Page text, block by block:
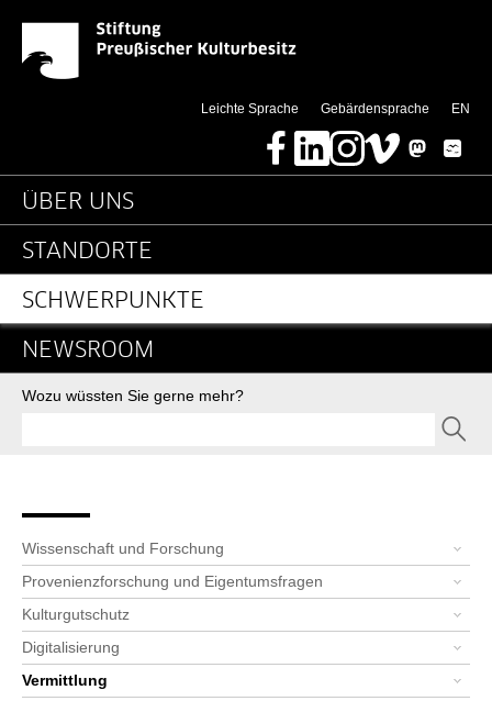
Springe direkt zu:
Alle News:
Leichte Sprache Gebärdensprache EN
FacebookLinkedInInstagram
Vimeo MastodonBluesky
Hauptnavigation
ÜBER UNS
STANDORTE
SCHWERPUNKTE
NEWSROOM
Suche
Wozu wüssten Sie gerne mehr?
Seitenpfad
Bereichsnavigation
Wissenschaft und Forschung
Provenienzforschung und Eigentumsfragen
Kulturgutschutz
Digitalisierung
Vermittlung